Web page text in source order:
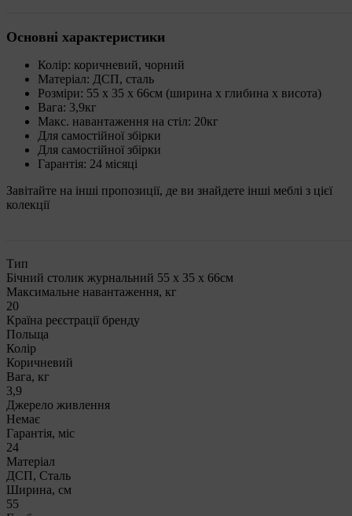
Основні характеристики
Колір: коричневий, чорний
Матеріал: ДСП, сталь
Розміри: 55 x 35 x 66см (ширина x глибина x висота)
Вага: 3,9кг
Макс. навантаження на стіл: 20кг
Для самостійної збірки
Для самостійної збірки
Гарантія: 24 місяці
Завітайте на інші пропозиції, де ви знайдете інші меблі з цієї
колекції
Тип
Бічний столик журнальний 55 x 35 x 66см
Максимальне навантаження, кг
20
Країна реєстрації бренду
Польща
Колір
Коричневий
Вага, кг
3,9
Джерело живлення
Немає
Гарантія, міс
24
Матеріал
ДСП, Сталь
Ширина, см
55